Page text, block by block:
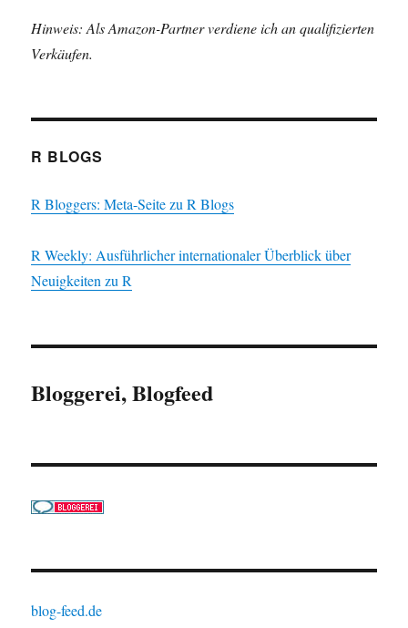
Hinweis: Als Amazon-Partner verdiene ich an qualifizierten
Verkäufen.
R BLOGS
R Bloggers: Meta-Seite zu R Blogs
R Weekly: Ausführlicher internationaler Überblick über
Neuigkeiten zu R
Bloggerei, Blogfeed
blog-feed.de